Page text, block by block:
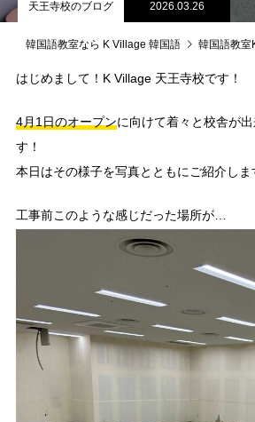
天王寺校のブログ 2026.03.26
韓国語教室なら K Village 韓国語 韓国語教室
はじめまして！K Village 天王寺校です！
4月1日のオープンに向けて着々と校舎が
す！
本日はその様子を写真とともにご紹介しま
工事前このような感じだった場所が…